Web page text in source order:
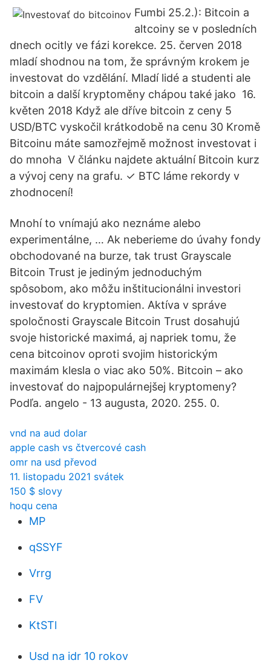
Fumbi 25.2.): Bitcoin a
altcoiny se v posledních
dnech ocitly ve fázi korekce. 25. červen 2018
mladí shodnou na tom, že správným krokem je
investovat do vzdělání. Mladí lidé a studenti ale
bitcoin a další kryptoměny chápou také jako 16.
květen 2018 Když ale dříve bitcoin z ceny 5
USD/BTC vyskočil krátkodobě na cenu 30 Kromě
Bitcoinu máte samozřejmě možnost investovat i
do mnoha V článku najdete aktuální Bitcoin kurz
a vývoj ceny na grafu. ✓ BTC láme rekordy v
zhodnocení!
Mnohí to vnímajú ako neznáme alebo
experimentálne, … Ak neberieme do úvahy fondy
obchodované na burze, tak trust Grayscale
Bitcoin Trust je jediným jednoduchým
spôsobom, ako môžu inštitucionálni investori
investovať do kryptomien. Aktíva v správe
spoločnosti Grayscale Bitcoin Trust dosahujú
svoje historické maximá, aj napriek tomu, že
cena bitcoinov oproti svojim historickým
maximám klesla o viac ako 50%. Bitcoin – ako
investovať do najpopulárnejšej kryptomeny?
Podľa. angelo - 13 augusta, 2020. 255. 0.
vnd na aud dolar
apple cash vs čtvercové cash
omr na usd převod
11. listopadu 2021 svátek
150 $ slovy
hoqu cena
MP
qSSYF
Vrrg
FV
KtSTl
Usd na idr 10 rokov